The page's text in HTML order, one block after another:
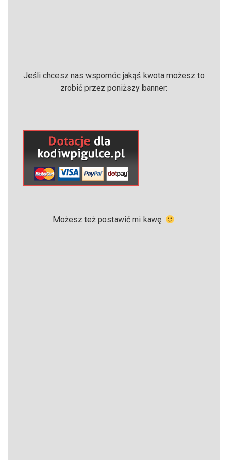
Jeśli chcesz nas wspomóc jakąś kwota możesz to
zrobić przez poniższy banner:
Możesz też postawić mi kawę.